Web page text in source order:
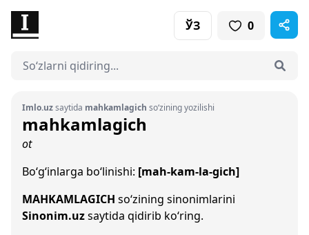
ЎЗ 0
Imlo.uzsaytida mahkamlagich so‘zining yozilishi
mahkamlagich
ot
Bo‘g‘inlarga bo‘linishi: [mah-kam-la-gich]
MAHKAMLAGICH so‘zining sinonimlarini
Sinonim.uzsaytida qidirib ko‘ring.